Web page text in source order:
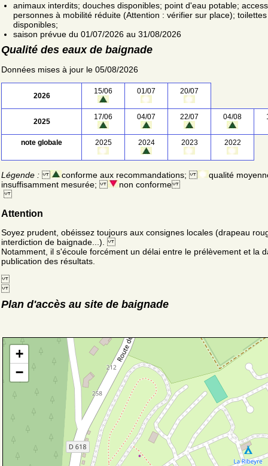
animaux interdits; douches disponibles; point d'eau potable;
personnes à mobilité réduite (Attention : vérifier sur place); toilettes
disponibles;
saison prévue du 01/07/2026 au 31/08/2026
Qualité des eaux de baignade
Données mises à jour le 05/08/2026
2026
15/06 01/07 20/07
2025
17/06 04/07 22/07 04/08
note globale 2025 2024 2023 2022
Légende : conforme aux recommandations;
qualité
insuffisamment mesurée;
non conforme
Attention
Soyez prudent, obéissez toujours aux consignes locales (drapeau
interdiction de baignade...).
Notamment, il s'écoule forcément un délai entre le prélèvement et la
publication des résultats.
Plan d'accès au site de baignade
+
−